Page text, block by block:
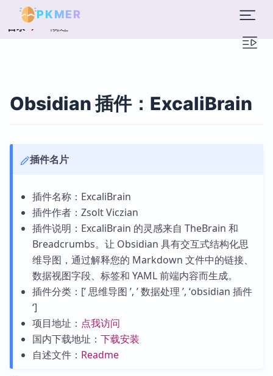
PKMER
目录 概述
Obsidian 插件：ExcaliBrain
插件名片
插件名称：ExcaliBrain
插件作者：Zsolt Viczian
插件说明：ExcaliBrain 的灵感来自 TheBrain 和
Breadcrumbs。让 Obsidian 具有交互式结构化思
维导图，通过解释您的 Markdown 文件中的链接、
数据视图字段、标签和 YAML 前端内容而生成。
插件分类：[’ 思维导图 ’, ’ 数据处理 ’, ‘obsidian 插件
‘]
项目地址： 点我访问
国内下载地址： 下载安装
自述文件： Readme